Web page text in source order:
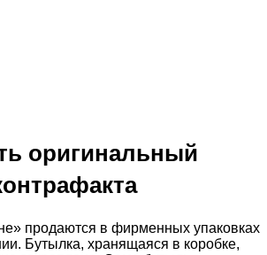
оригинальный
продаются в фирменных упаковках
Бутылка, хранящаяся в коробке,